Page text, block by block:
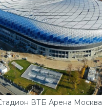
ВТБ Арена Москва